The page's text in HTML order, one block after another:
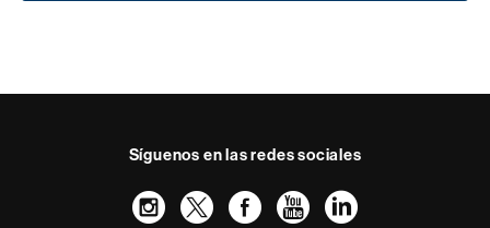
Síguenos en las redes sociales
Instagram
TwitterFacebook
Youtube
LinkedIn